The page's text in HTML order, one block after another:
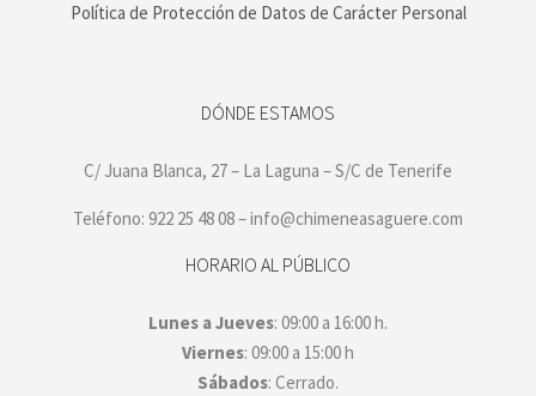
Política de Protección de Datos de Carácter Personal
DÓNDE ESTAMOS
C/ Juana Blanca, 27 – La Laguna – S/C de Tenerife
Teléfono: 922 25 48 08 – info@chimeneasaguere.com
HORARIO AL PÚBLICO
Lunes a Jueves: 09:00 a 16:00 h.
Viernes: 09:00 a 15:00 h
Sábados: Cerrado.